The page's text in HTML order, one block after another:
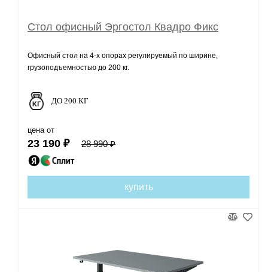
Стол офисный Эргостол Квадро Фикс
Офисный стол на 4-х опорах регулируемый по ширине,
грузоподъемностью до 200 кг.
ДО 200 КГ
цена от
23 190 ₽ 28 990 ₽
купить